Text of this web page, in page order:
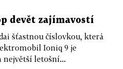
devět zajímavostí
šťastnou číslovkou, která
Ioniq 9 je
největší letošní...